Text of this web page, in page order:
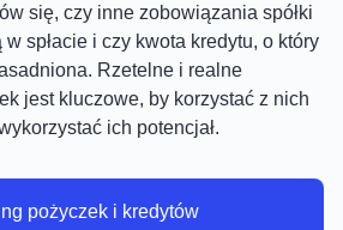
się, czy inne zobowiązania spółki
spłacie i czy kwota kredytu, o który
Rzetelne i realne
jest kluczowe, by korzystać z nich
ich potencjał.
pożyczek i kredytów